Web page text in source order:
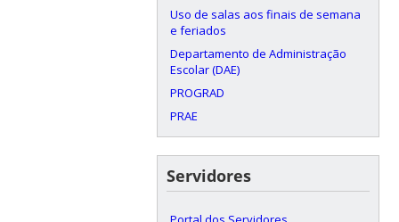
Uso de salas aos finais de semana
e feriados
Departamento de Administração
Escolar (DAE)
PROGRAD
PRAE
Servidores